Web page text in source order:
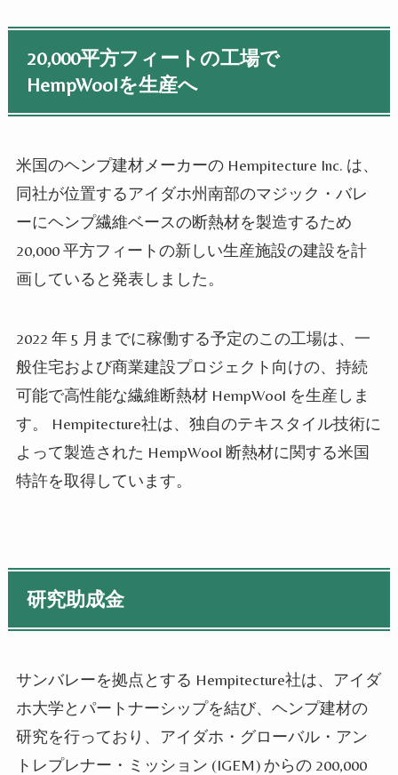
20,000平方フィートの工場で
HempWoolを生産へ
米国のヘンプ建材メーカーの Hempitecture Inc. は、
同社が位置するアイダホ州南部のマジック・バレ
ーにヘンプ繊維ベースの断熱材を製造するため
20,000 平方フィートの新しい生産施設の建設を計
画していると発表しました。
2022 年 5 月までに稼働する予定のこの工場は、一
般住宅および商業建設プロジェクト向けの、持続
可能で高性能な繊維断熱材 HempWool を生産しま
す。 Hempitecture社は、独自のテキスタイル技術に
よって製造された HempWool 断熱材に関する米国
特許を取得しています。
研究助成金
サンバレーを拠点とする Hempitecture社は、アイダ
ホ大学とパートナーシップを結び、ヘンプ建材の
研究を行っており、アイダホ・グローバル・アン
トレプレナー・ミッション (IGEM) からの 200,000